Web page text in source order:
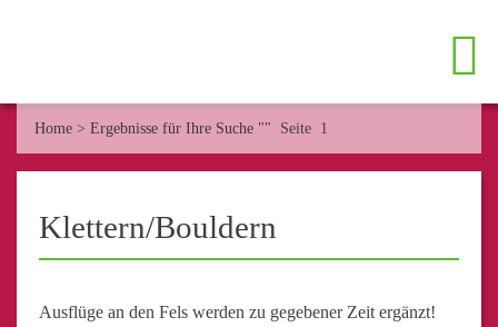
Home > Ergebnisse für Ihre Suche "" Seite 1
Klettern/Bouldern
Ausflüge an den Fels werden zu gegebener Zeit ergänzt!